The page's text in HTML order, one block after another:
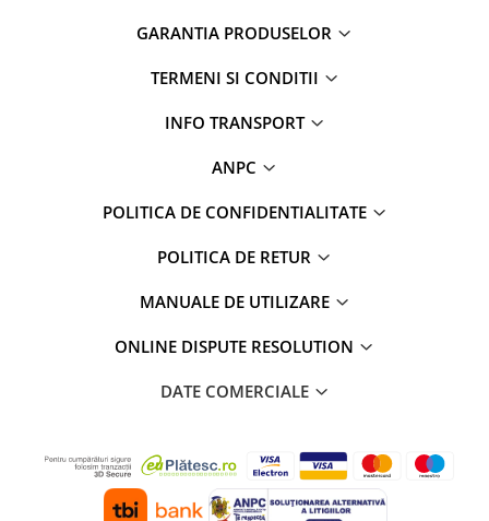
GARANTIA PRODUSELOR
TERMENI SI CONDITII
INFO TRANSPORT
ANPC
POLITICA DE CONFIDENTIALITATE
POLITICA DE RETUR
MANUALE DE UTILIZARE
ONLINE DISPUTE RESOLUTION
DATE COMERCIALE